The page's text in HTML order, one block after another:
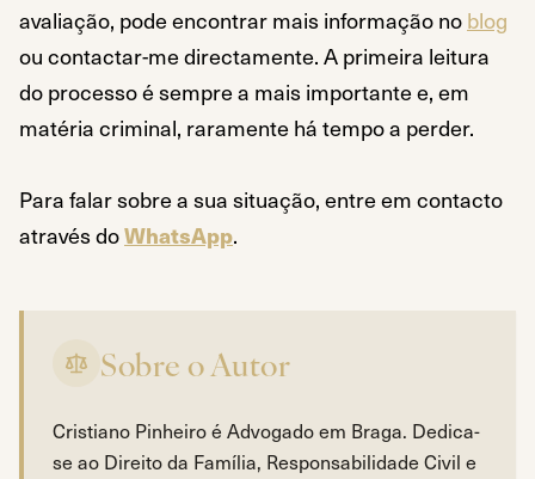
avaliação, pode encontrar mais informação no blog
ou contactar-me directamente. A primeira leitura
do processo é sempre a mais importante e, em
matéria criminal, raramente há tempo a perder.
Para falar sobre a sua situação, entre em contacto
através doWhatsApp.
Sobre o Autor
Cristiano Pinheiro é Advogado em Braga. Dedica-
se ao Direito da Família, Responsabilidade Civil e